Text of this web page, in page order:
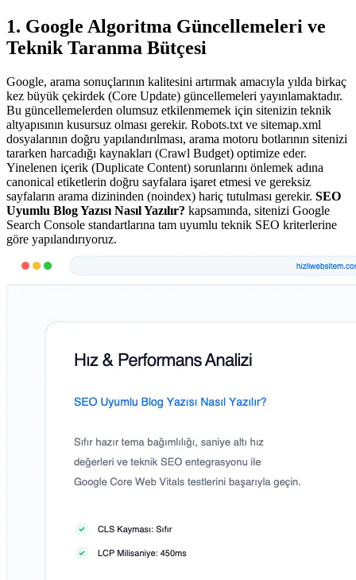
1. Google Algoritma Güncellemeleri ve
Teknik Taranma Bütçesi
Google, arama sonuçlarının kalitesini artırmak amacıyla yılda birkaç
kez büyük çekirdek (Core Update) güncellemeleri yayınlamaktadır.
Bu güncellemelerden olumsuz etkilenmemek için sitenizin teknik
altyapısının kusursuz olması gerekir. Robots.txt ve sitemap.xml
dosyalarının doğru yapılandırılması, arama motoru botlarının sitenizi
tararken harcadığı kaynakları (Crawl Budget) optimize eder.
Yinelenen içerik (Duplicate Content) sorunlarını önlemek adına
canonical etiketlerin doğru sayfalara işaret etmesi ve gereksiz
sayfaların arama dizininden (noindex) hariç tutulması gerekir. SEO
Uyumlu Blog Yazısı Nasıl Yazılır? kapsamında, sitenizi Google
Search Console standartlarına tam uyumlu teknik SEO kriterlerine
göre yapılandırıyoruz.